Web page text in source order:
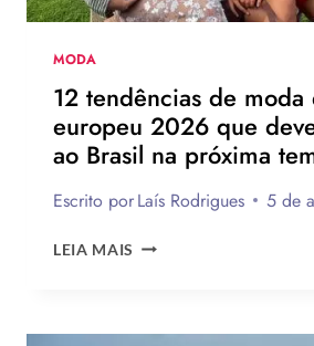
MODA
12 tendências de moda
europeu 2026 que
ao Brasil na próxima
Escrito porLaís Rodrigues 5 de
LEIA MAIS
DO